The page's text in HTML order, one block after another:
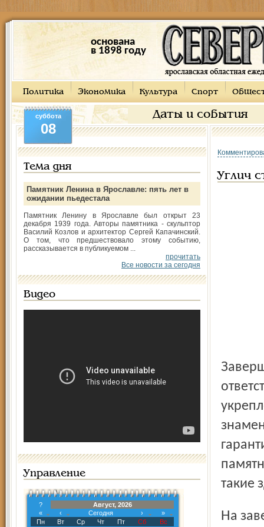
основана
в 1898 году
Политика Экономика Культура Спорт
Даты и события
суббота
08
Тема дня
Памятник Ленина в Ярославле: пять лет в
ожидании пьедестала
Памятник Ленину в Ярославле был открыт 23
декабря 1939 года. Авторы памятника - скульптор
Василий Козлов и архитектор Сергей Капачинский.
О том, что предшествовало этому событию,
рассказывается в публикуемом ...
прочитать
Все новости за сегодня
Видео
Управление
?
Август, 2026
«
‹ Сегодня ›
»
Пн
Вт Ср Чт Пт Сб
Вс
Углич
Завершена третья очередь берегоукрепления – наиболее
такие
На завершающую стадию вышел капитальный ремонт и